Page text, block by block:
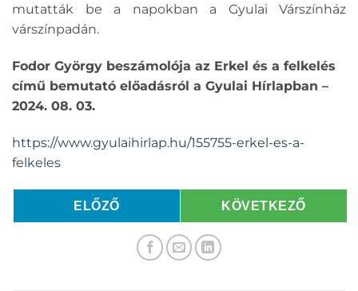
mutatták be a napokban a Gyulai Várszínház
várszínpadán.
Fodor György beszámolója az Erkel és a felkelés
című bemutató előadásról a Gyulai Hírlapban –
2024. 08. 03.
https://www.gyulaihirlap.hu/155755-erkel-es-a-
felkeles
ELŐZŐ KÖVETKEZŐ